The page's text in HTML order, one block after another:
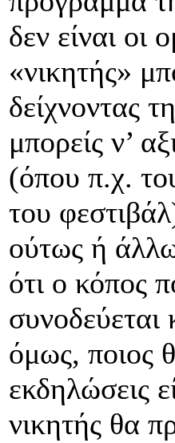
δεν είναι οι
«νικητής»
δείχνοντας
μπορείς ν’
(όπου π.χ.
του
ούτως ή
ότι ο κόπος
συνοδεύεται
όμως, ποιος
εκδηλώσεις
νικητής θα